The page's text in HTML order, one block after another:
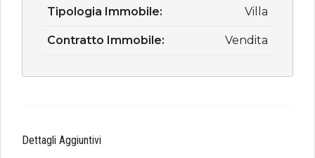
Tipologia Immobile: Villa
Contratto Immobile: Vendita
Dettagli Aggiuntivi